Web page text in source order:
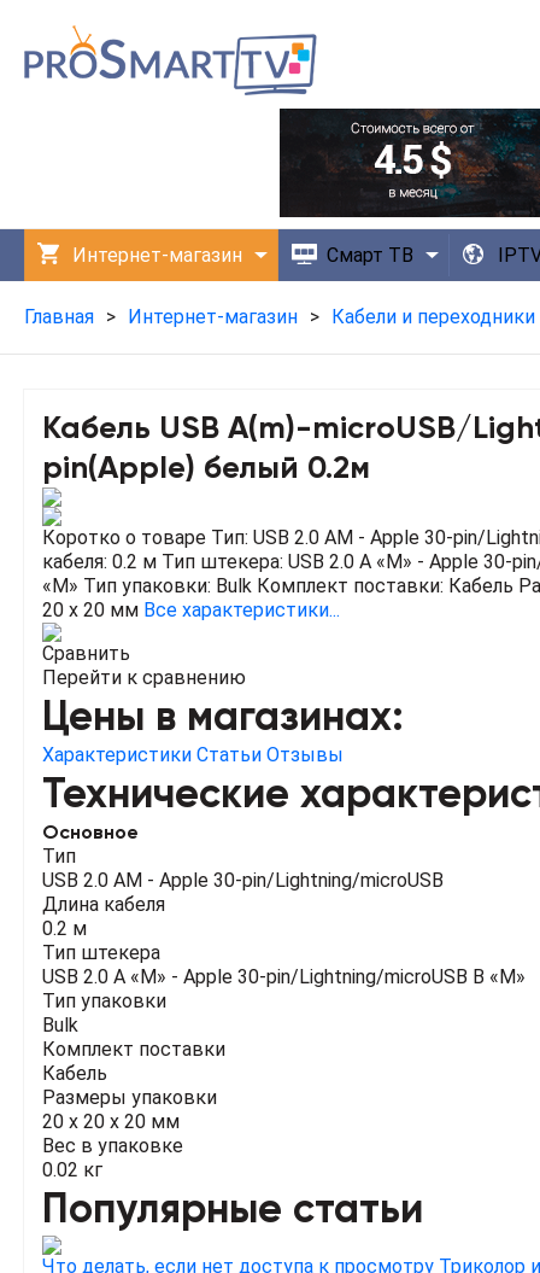
Интернет-магазин Смарт ТВ
Технологии Приложения
Главная > Интернет-магазин > Кабели и переходники
Кабель USB A(m)-microUSB/
pin(Apple) белый 0.2м
Коротко о товаре Тип: USB 2.0 AM - Apple 30-pin/
кабеля: 0.2 м Тип штекера: USB 2.0 A «M» - Apple 30-
«M» Тип упаковки: Bulk Комплект поставки: Кабель
20 x 20 мм Все характеристики...
Сравнить
Перейти к сравнению
Цены в магазинах:
Характеристики Статьи Отзывы
Технические
Основное
Тип
USB 2.0 AM - Apple 30-pin/Lightning/microUSB
Длина кабеля
0.2 м
Тип штекера
USB 2.0 A «M» - Apple 30-pin/Lightning/microUSB B «M»
Тип упаковки
Bulk
Комплект поставки
Кабель
Размеры упаковки
20 x 20 x 20 мм
Вес в упаковке
0.02 кг
Популярные статьи
Что делать, если нет доступа к просмотру Триколор